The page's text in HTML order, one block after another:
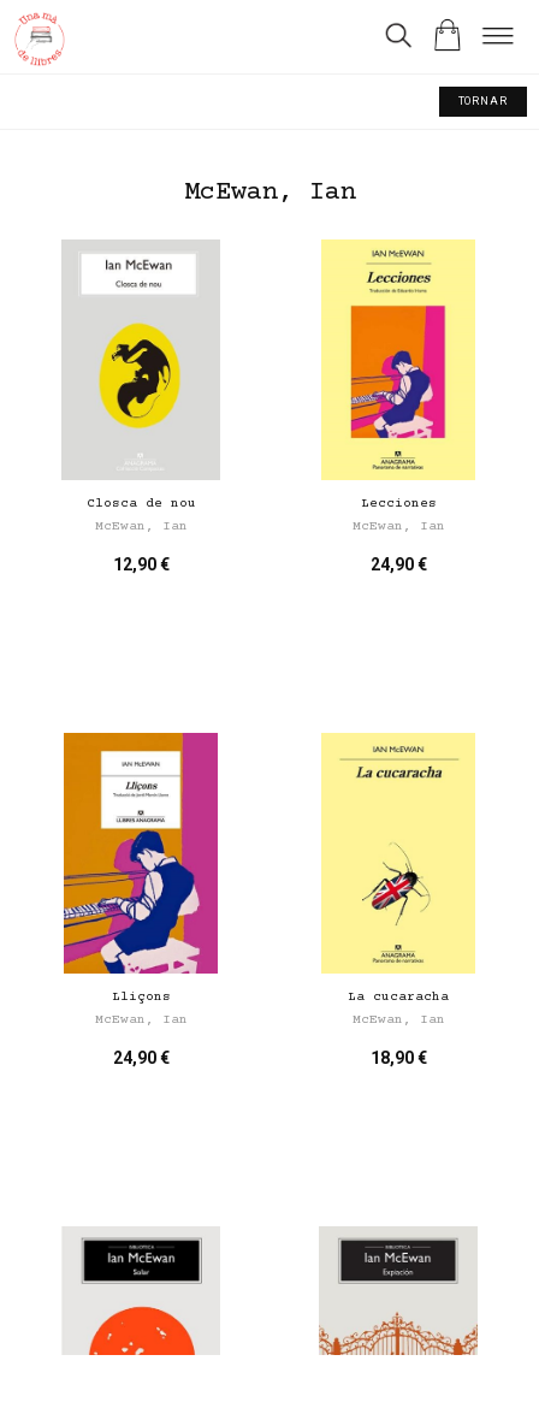
TORNAR
McEwan, Ian
Closca de nou
McEwan, Ian
12,90 €
Lecciones
McEwan, Ian
24,90 €
Lliçons
McEwan, Ian
24,90 €
La cucaracha
McEwan, Ian
18,90 €